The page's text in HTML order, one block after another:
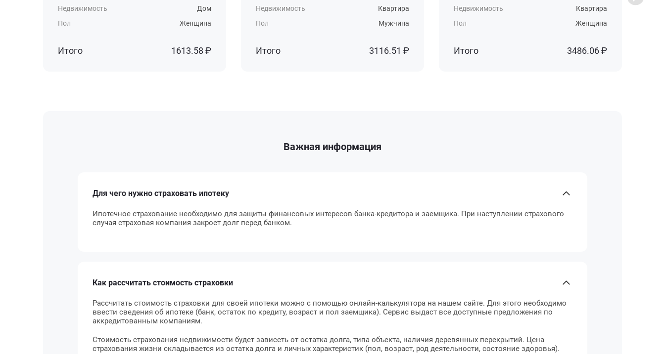
Недвижимость
Дом
Пол
Женщина
Итого 1613.58 ₽
Недвижимость
Квартира
Пол
Мужчина
Итого 3116.51 ₽
Недвижимость
Квартира
Пол
Женщина
Итого 3486.06 ₽
Важная информация
Для чего нужно страховать ипотеку
Ипотечное страхование необходимо для защиты финансовых интересов банка-кредитора и заемщика. При наступлении страхового
случая страховая компания закроет долг перед банком.
Как рассчитать стоимость страховки
Рассчитать стоимость страховки для своей ипотеки можно с помощью онлайн-калькулятора на нашем сайте. Для этого необходимо
ввести сведения об ипотеке (банк, остаток по кредиту, возраст и пол заемщика). Сервис выдаст все доступные предложения по
аккредитованным компаниям.
Стоимость страхования недвижимости будет зависеть от остатка долга, типа объекта, наличия деревянных перекрытий. Цена
страхования жизни складывается из остатка долга и личных характеристик (пол, возраст, род деятельности, состояние здоровья).